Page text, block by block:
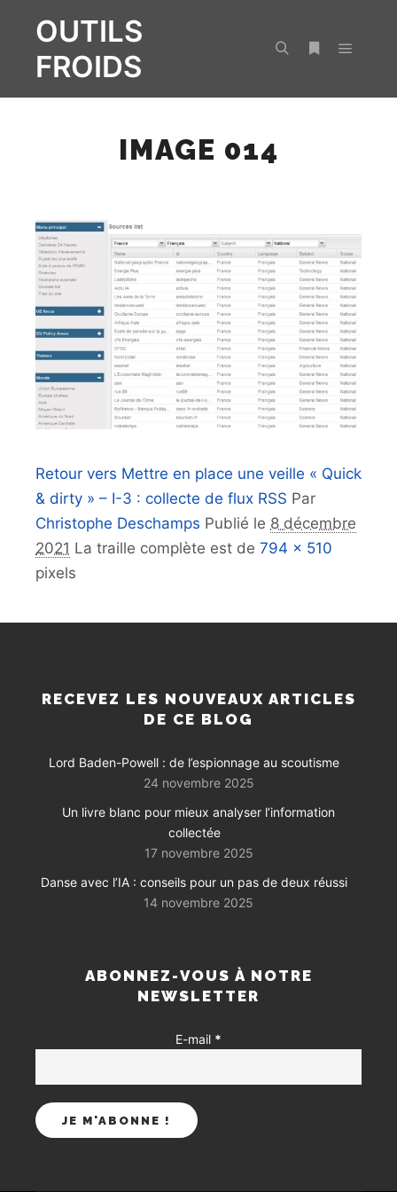
OUTILS
FROIDS
IMAGE 014
Retour vers Mettre en place une veille « Quick
& dirty » – I-3 : collecte de flux RSS Par
Christophe Deschamps Publié le 8 décembre
2021 La traille complète est de 794 × 510
pixels
RECEVEZ LES NOUVEAUX ARTICLES
DE CE BLOG
Lord Baden-Powell : de l’espionnage au scoutisme
24 novembre 2025
Un livre blanc pour mieux analyser l’information
collectée
17 novembre 2025
Danse avec l’IA : conseils pour un pas de deux réussi
14 novembre 2025
ABONNEZ-VOUS À NOTRE
NEWSLETTER
E-mail *